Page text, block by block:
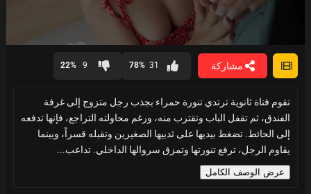
seconds
مشاركة 31
78%
9
22%
تقوم فتاة ثانوية ترتدي تنورة حمراء بجذب رجل متزوج إلى غرفة
الفندق، ثم تقفل الباب وتقترب منه، ورغم محاولته التراجع، فإنها تدفعه
إلى الحائط. تضغط بيديها على ثدييها الصغيرين وتقبله قسراً، وبينما
يقاوم الرجل، ترفع تنورتها وتمزق سروالها الداخلي. تداعب...
عرض الوصف الكامل